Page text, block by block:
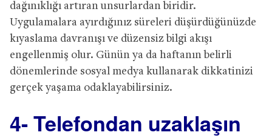
dağınıklığı artıran unsurlardan biridir.
Uygulamalara ayırdığınız süreleri düşürdüğünüzde
kıyaslama davranışı ve düzensiz bilgi akışı
engellenmiş olur. Günün ya da haftanın belirli
dönemlerinde sosyal medya kullanarak dikkatinizi
gerçek yaşama odaklayabilirsiniz.
4- Telefondan uzaklaşın